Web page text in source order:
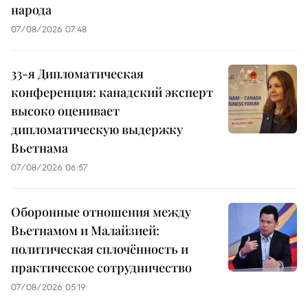
народа
07/08/2026 07:48
33-я Дипломатическая
конференция: канадский эксперт
высоко оценивает
дипломатическую выдержку
Вьетнама
07/08/2026 06:57
Оборонные отношения между
Вьетнамом и Малайзией:
политическая сплочённость и
практическое сотрудничество
07/08/2026 05:19